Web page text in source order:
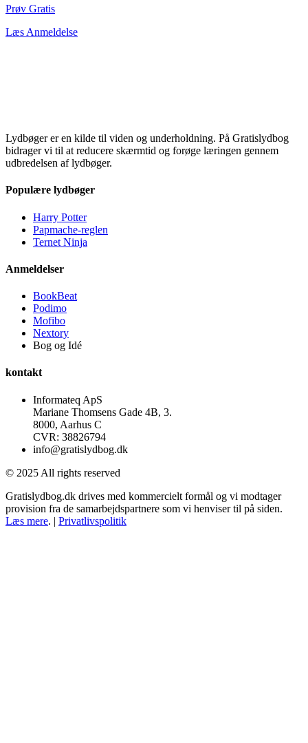
Prøv Gratis
Læs Anmeldelse
Lydbøger er en kilde til viden og underholdning. På Gratislydbog
bidrager vi til at reducere skærmtid og forøge læringen gennem
udbredelsen af lydbøger.
Populære lydbøger
Harry Potter
Papmache-reglen
Ternet Ninja
Anmeldelser
BookBeat
Podimo
Mofibo
Nextory
Bog og Idé
kontakt
Informateq ApS
Mariane Thomsens Gade 4B, 3.
8000, Aarhus C
CVR: 38826794
info@gratislydbog.dk
© 2025 All rights reserved
Gratislydbog.dk drives med kommercielt formål og vi modtager
provision fra de samarbejdspartnere som vi henviser til på siden.
Læs mere. | Privatlivspolitik